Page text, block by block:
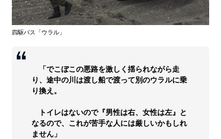
四駆バス「ウラル」
「でこぼこの悪路を激しく揺られながら走
り、途中の川は渡し船で渡って別のウラルに乗
り換え。
トイレはないので『男性は右、女性は左』と
なるので、これが苦手な人には厳しいかもしれ
ません」